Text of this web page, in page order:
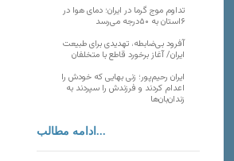
تداوم موج گرما در ایران؛ دمای هوا در
۶استان به ۵۰درجه می‌رسد
آفرود بی‌ضابطه، تهدیدی برای طبیعت
ایران/ آغاز برخورد قاطع با متخلفان
ایران رحیم‌پور؛ زنی بهایی که خودش را
اعدام کردند و فرزندش را سپردند به
زندان‌بان‌ها
ادامه مطالب...